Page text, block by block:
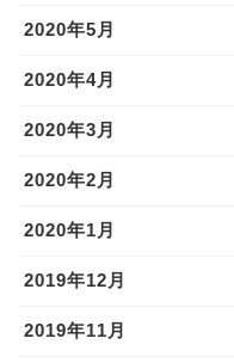
2020年5月
2020年4月
2020年3月
2020年2月
2020年1月
2019年12月
2019年11月